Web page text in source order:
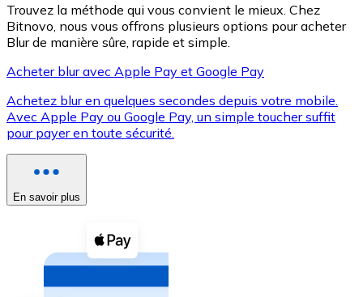
XRP
XRP
Voir toutes
Coupons crypto
Achetez des cryptomonnaies en espèces et d'autres
Acheter avec espèces
Trouvez la méthode qui vous convient le mieux. Chez
Bitnovo, nous vous offrons plusieurs options pour acheter
Blur de manière sûre, rapide et simple.
Acheter blur avec Apple Pay et Google Pay
Achetez blur en quelques secondes depuis votre mobile.
Avec Apple Pay ou Google Pay, un simple toucher suffit
pour payer en toute sécurité.
En savoir plus